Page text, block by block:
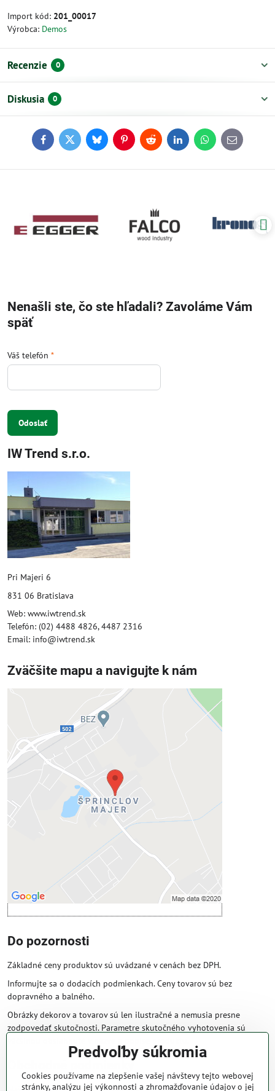
Import kód: 201_00017
Výrobca: Demos
Recenzie 0
Diskusia 0
FacebookTwitterBlueskyPinterestReddit LinkedInWhatsApp
E-
mail
Nenašli ste, čo ste hľadali? Zavoláme Vám
späť
Váš telefón *
Odoslať
IW Trend s.r.o.
Pri Majeri 6
831 06 Bratislava
Web: www.iwtrend.sk
Telefón: (02) 4488 4826, 4487 2316
Email: info@iwtrend.sk
Zväčšite mapu a navigujte k nám
Externý obsah je blokovaný
Prajete si načítať externý obsah?
Povoliť tentokrát
Povoliť a zapamätať - súhlas s druhom
cookie: Funkčné
Otvoriť obsah v novom okne
Do pozornosti
Základné ceny produktov sú uvádzané v cenách bez DPH.
Informujte sa o dodacích podmienkach. Ceny tovarov sú bez
dopravného a balného.
Obrázky dekorov a tovarov sú len ilustračné a nemusia presne
zodpovedať skutočnosti. Parametre skutočného vyhotovenia sú
Obchodné podmienky
Predvoľby súkromia
Cookies používame na zlepšenie vašej návštevy tejto webovej
stránky, analýzu jej výkonnosti a zhromažďovanie údajov o jej